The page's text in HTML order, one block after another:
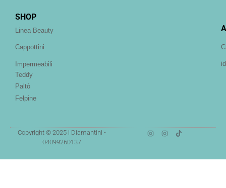
SHOP
Linea Beauty
Cappottini
Impermeabili
Teddy
Paltò
Felpine
Copyright © 2025 i Diamantini -
04099260137